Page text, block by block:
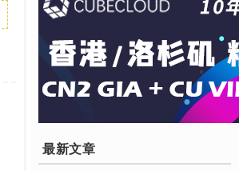
最新文章